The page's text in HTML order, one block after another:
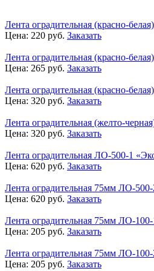
Лента оградительная (красно-
Цена: 220 руб. Заказать
Лента оградительная (красно-
Цена: 265 руб. Заказать
Лента оградительная (красно-
Цена: 320 руб. Заказать
Лента оградительная (желто-
Цена: 320 руб. Заказать
Лента оградительная ЛО-500-1
Цена: 620 руб. Заказать
Лента оградительная 75мм ЛО-
Цена: 620 руб. Заказать
Лента оградительная 75мм ЛО-
Цена: 205 руб. Заказать
Лента оградительная 75мм ЛО-
Цена: 205 руб. Заказать